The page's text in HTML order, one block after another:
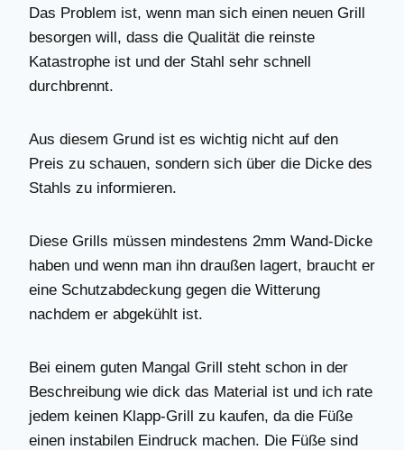
Das Problem ist, wenn man sich einen neuen Grill
besorgen will, dass die Qualität die reinste
Katastrophe ist und der Stahl sehr schnell
durchbrennt.
Aus diesem Grund ist es wichtig nicht auf den
Preis zu schauen, sondern sich über die Dicke des
Stahls zu informieren.
Diese Grills müssen mindestens 2mm Wand-Dicke
haben und wenn man ihn draußen lagert, braucht er
eine Schutzabdeckung gegen die Witterung
nachdem er abgekühlt ist.
Bei einem guten Mangal Grill steht schon in der
Beschreibung wie dick das Material ist und ich rate
jedem keinen Klapp-Grill zu kaufen, da die Füße
einen instabilen Eindruck machen. Die Füße sind